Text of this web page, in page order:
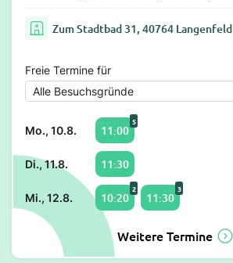
Zum Stadtbad 31, 40764 Langenfeld
Freie Termine für
Mo., 10.8. 11:00
5
Di., 11.8. 11:30
Mi., 12.8. 10:20
2
11:30
3
Weitere Termine